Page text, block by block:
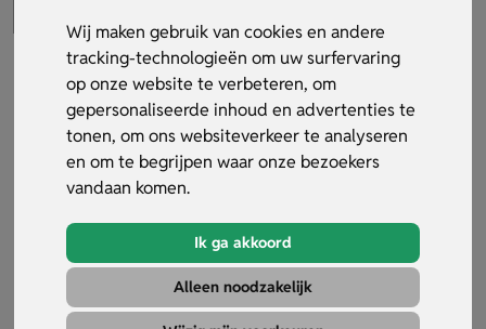
Wij maken gebruik van cookies en andere
tracking-technologieën om uw surfervaring
op onze website te verbeteren, om
gepersonaliseerde inhoud en advertenties te
tonen, om ons websiteverkeer te analyseren
en om te begrijpen waar onze bezoekers
vandaan komen.
Ik ga akkoord
Alleen noodzakelijk
Sleutelhanger met munt Euring